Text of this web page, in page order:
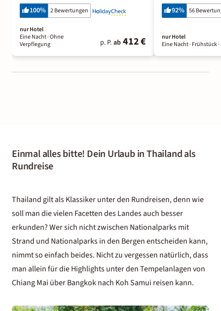
100% 2 Bewertungen
nur Hotel
Eine Nacht· Ohne
Verpflegung
p. P. ab 412 €
92% 56
nur Hotel
Eine Nacht· Frühstück
Einmal alles bitte! Dein Urlaub in Thailand als
Rundreise
Thailand gilt als Klassiker unter den Rundreisen, denn wie
soll man die vielen Facetten des Landes auch besser
erkunden? Wer sich nicht zwischen Nationalparks mit
Strand und Nationalparks in den Bergen entscheiden kann,
nimmt so einfach beides. Nicht zu vergessen natürlich, dass
man allein für die Highlights unter den Tempelanlagen von
Chiang Mai über Bangkok nach Koh Samui reisen kann.